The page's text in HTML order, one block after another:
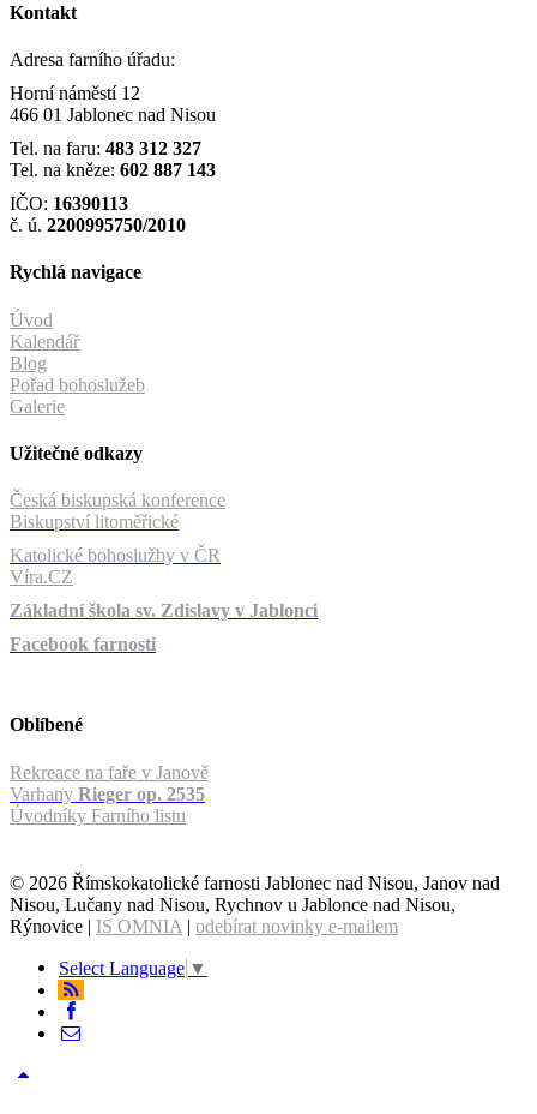
Kontakt
Adresa farního úřadu:
Horní náměstí 12
466 01 Jablonec nad Nisou
Tel. na faru: 483 312 327
Tel. na kněze: 602 887 143
IČO: 16390113
č. ú. 2200995750/2010
Rychlá navigace
Úvod
Kalendář
Blog
Pořad bohoslužeb
Galerie
Užitečné odkazy
Česká biskupská konference
Biskupství litoměřické
Katolické bohoslužby v ČR
Víra.CZ
Základní škola sv. Zdislavy v Jablonci
Facebook farnosti
Oblíbené
Rekreace na faře v Janově
Varhany Rieger op. 2535
Úvodníky Farního listu
© 2026 Římskokatolické farnosti Jablonec nad Nisou, Janov nad
Nisou, Lučany nad Nisou, Rychnov u Jablonce nad Nisou,
Rýnovice | IS OMNIA | odebírat novinky e-mailem
Select Language ▼